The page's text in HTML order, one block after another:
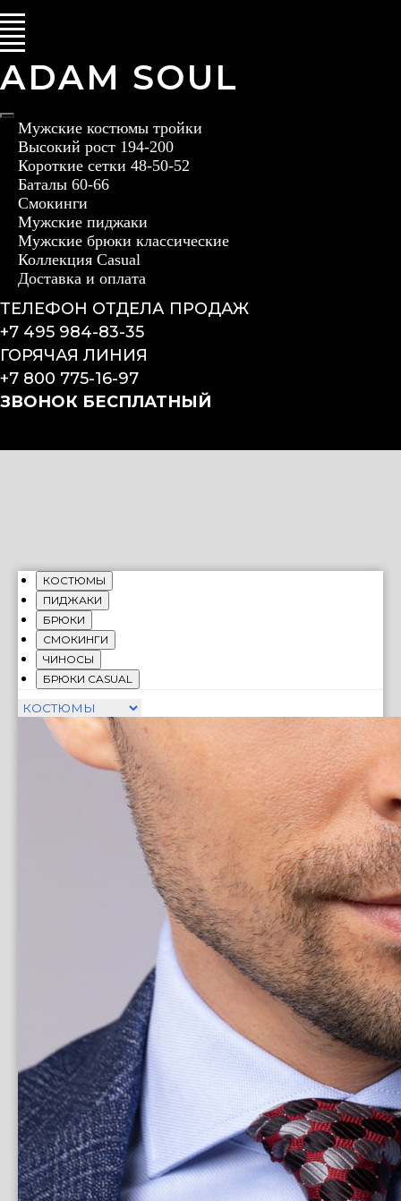
ADAM SOUL
Мужские костюмы тройки
Высокий рост 194-200
Короткие сетки 48-50-52
Баталы 60-66
Смокинги
Мужские пиджаки
Мужские брюки классические
Коллекция Casual
Доставка и оплата
ТЕЛЕФОН ОТДЕЛА ПРОДАЖ
+7 495 984-83-35
ГОРЯЧАЯ ЛИНИЯ
+7 800 775-16-97
ЗВОНОК БЕСПЛАТНЫЙ
КОСТЮМЫ
ПИДЖАКИ
БРЮКИ
СМОКИНГИ
ЧИНОСЫ
БРЮКИ CASUAL